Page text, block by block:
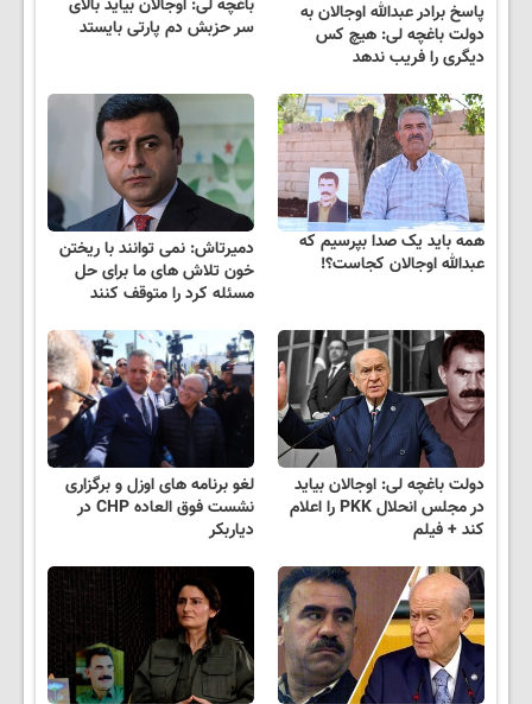
پاسخ برادر عبدالله اوجالان به
دولت باغچه لی: هیچ کس
دیگری را فریب ندهد
باغچه لی: اوجالان بیاید بالای
سر حزبش دم پارتی بایستد
همه باید یک صدا بپرسیم که
عبدالله اوجالان کجاست؟!
دمیرتاش: نمی توانند با ریختن
خون تلاش های ما برای حل
مسئله کرد را متوقف کنند
دولت باغچه لی: اوجالان بیاید
در مجلس انحلال PKK را اعلام
کند + فیلم
لغو برنامه های اوزل و برگزاری
نشست فوق العاده CHP در
دیاربکر